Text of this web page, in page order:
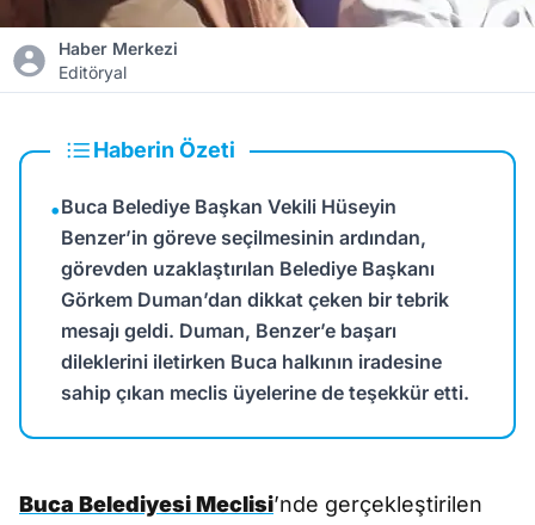
Haber Merkezi
Editöryal
Haberin Özeti
•Buca Belediye Başkan Vekili Hüseyin
Benzer’in göreve seçilmesinin ardından,
görevden uzaklaştırılan Belediye Başkanı
Görkem Duman’dan dikkat çeken bir tebrik
mesajı geldi. Duman, Benzer’e başarı
dileklerini iletirken Buca halkının iradesine
sahip çıkan meclis üyelerine de teşekkür etti.
Buca Belediyesi Meclisi’nde gerçekleştirilen